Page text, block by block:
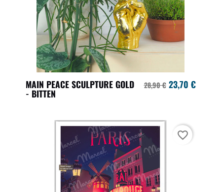
MAIN PEACE SCULPTURE GOLD
- BITTEN
28,90 € 23,70 €
favorite_border